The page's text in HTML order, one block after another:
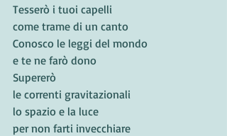
Tesserò i tuoi capelli
come trame di un canto
Conosco le leggi del mondo
e te ne farò dono
Supererò
le correnti gravitazionali
lo spazio e la luce
per non farti invecchiare